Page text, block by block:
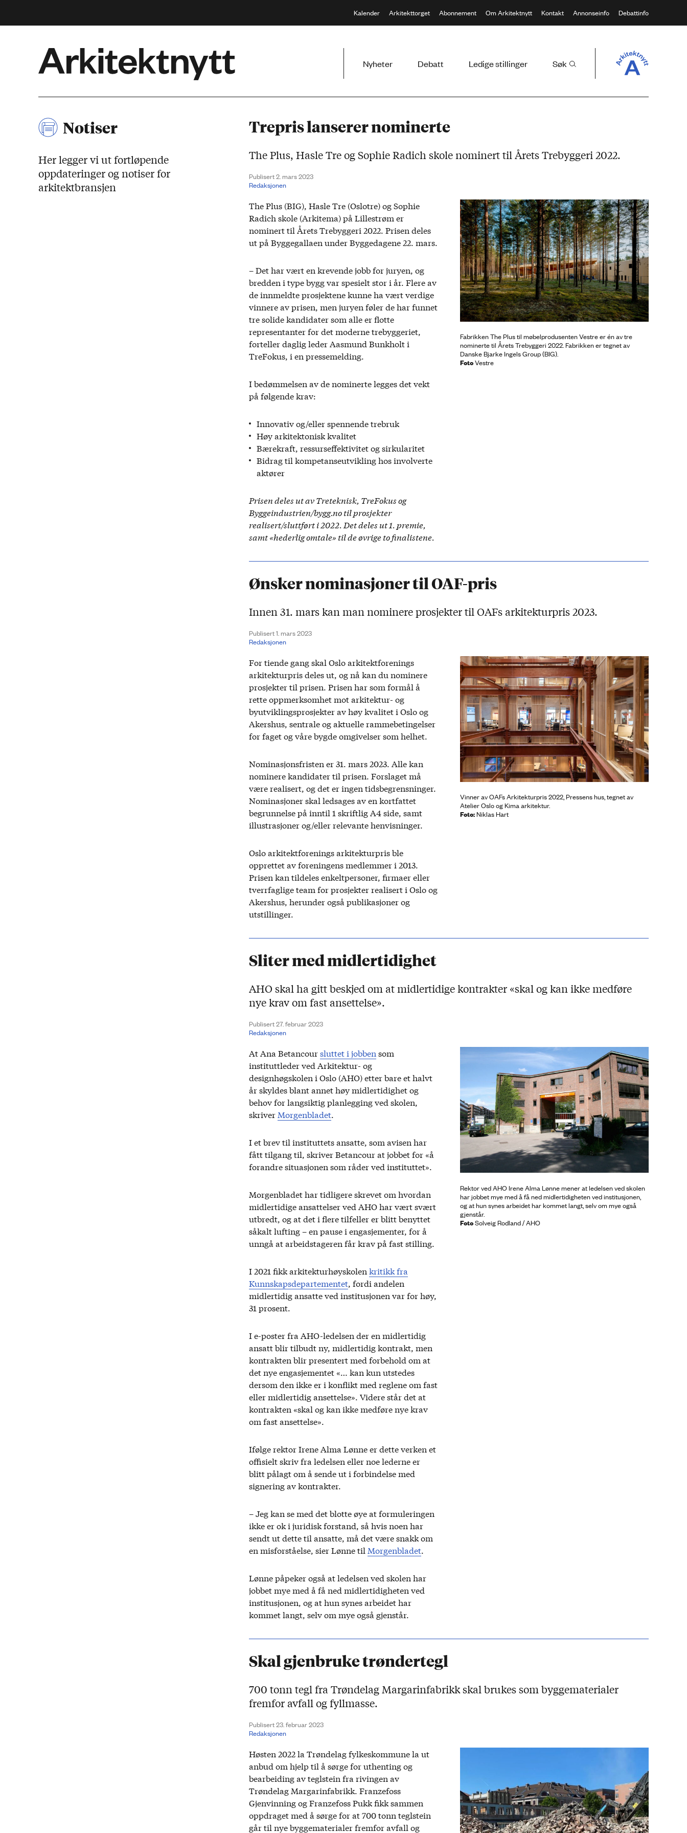
Kalender Arkitekttorget Abonnement Om Arkitektnytt Kontakt Annonseinfo Debattinfo
Nyheter
Debatt Ledige stillinger Søk
Notiser
Her legger vi ut fortløpende
oppdateringer og notiser for
arkitektbransjen
Trepris lanserer nominerte
The Plus, Hasle Tre og Sophie Radich skole nominert til Årets Trebyggeri 2022.
Publisert 2. mars 2023
Redaksjonen
Fabrikken The Plus til møbelprodusenten Vestre er én av tre
nominerte til Årets Trebyggeri 2022. Fabrikken er tegnet av
Danske Bjarke Ingels Group (BIG).
FotoVestre
The Plus (BIG), Hasle Tre (Oslotre) og Sophie
Radich skole (Arkitema) på Lillestrøm er
nominert til Årets Trebyggeri 2022. Prisen deles
ut på Byggegallaen under Byggedagene 22. mars.
– Det har vært en krevende jobb for juryen, og
bredden i type bygg var spesielt stor i år. Flere av
de innmeldte prosjektene kunne ha vært verdige
vinnere av prisen, men juryen føler de har funnet
tre solide kandidater som alle er flotte
representanter for det moderne trebyggeriet,
forteller daglig leder Aasmund Bunkholt i
TreFokus, i en pressemelding.
I bedømmelsen av de nominerte legges det vekt
på følgende krav:
Innovativ og/eller spennende trebruk
Høy arkitektonisk kvalitet
Bærekraft, ressurseffektivitet og sirkularitet
Bidrag til kompetanseutvikling hos involverte
aktører
Prisen deles ut av Treteknisk, TreFokus og
Byggeindustrien/bygg.no til prosjekter
realisert/sluttført i 2022. Det deles ut 1. premie,
samt «hederlig omtale» til de øvrige to finalistene.
Ønsker nominasjoner til OAF-pris
Innen 31. mars kan man nominere prosjekter til OAFs arkitekturpris 2023.
Publisert 1. mars 2023
Redaksjonen
Vinner av OAFs Arkitekturpris 2022, Pressens hus, tegnet av
Atelier Oslo og Kima arkitektur.
Foto:Niklas Hart
For tiende gang skal Oslo arkitektforenings
arkitekturpris deles ut, og nå kan du nominere
prosjekter til prisen. Prisen har som formål å
rette oppmerksomhet mot arkitektur- og
byutviklingsprosjekter av høy kvalitet i Oslo og
Akershus, sentrale og aktuelle rammebetingelser
for faget og våre bygde omgivelser som helhet.
Nominasjonsfristen er 31. mars 2023. Alle kan
nominere kandidater til prisen. Forslaget må
være realisert, og det er ingen tidsbegrensninger.
Nominasjoner skal ledsages av en kortfattet
begrunnelse på inntil 1 skriftlig A4 side, samt
illustrasjoner og/eller relevante henvisninger.
Oslo arkitektforenings arkitekturpris ble
opprettet av foreningens medlemmer i 2013.
Prisen kan tildeles enkeltpersoner, firmaer eller
tverrfaglige team for prosjekter realisert i Oslo og
Akershus, herunder også publikasjoner og
utstillinger.
Sliter med midlertidighet
AHO skal ha gitt beskjed om at midlertidige kontrakter «skal og kan ikke medføre
nye krav om fast ansettelse».
Publisert 27. februar 2023
Redaksjonen
Rektor ved AHO Irene Alma Lønne mener at ledelsen ved skolen
har jobbet mye med å få ned midlertidigheten ved institusjonen,
og at hun synes arbeidet har kommet langt, selv om mye også
gjenstår.
FotoSolveig Rodland / AHO
At Ana Betancoursluttet i jobben som
instituttleder ved Arkitektur- og
designhøgskolen i Oslo (AHO) etter bare et halvt
år skyldes blant annet høy midlertidighet og
behov for langsiktig planlegging ved skolen,
skriver Morgenbladet.
I et brev til instituttets ansatte, som avisen har
fått tilgang til, skriver Betancour at jobbet for «å
forandre situasjonen som råder ved instituttet».
Morgenbladet har tidligere skrevet om hvordan
midlertidige ansattelser ved AHO har vært svært
utbredt, og at det i flere tilfeller er blitt benyttet
såkalt lufting – en pause i engasjementer, for å
unngå at arbeidstageren får krav på fast stilling.
I 2021 fikk arkitekturhøyskolenkritikk fra
Kunnskapsdepartementet, fordi andelen
midlertidig ansatte ved institusjonen var for høy,
31 prosent.
I e-poster fra AHO-ledelsen der en midlertidig
ansatt blir tilbudt ny, midlertidig kontrakt, men
kontrakten blir presentert med forbehold om at
det nye engasjementet «… kan kun utstedes
dersom den ikke er i konflikt med reglene om fast
eller midlertidig ansettelse». Videre står det at
kontrakten «skal og kan ikke medføre nye krav
om fast ansettelse».
Ifølge rektor Irene Alma Lønne er dette verken et
offisielt skriv fra ledelsen eller noe lederne er
blitt pålagt om å sende ut i forbindelse med
signering av kontrakter.
– Jeg kan se med det blotte øye at formuleringen
ikke er ok i juridisk forstand, så hvis noen har
sendt ut dette til ansatte, må det være snakk om
en misforståelse, sier Lønne til Morgenbladet.
Lønne påpeker også at ledelsen ved skolen har
jobbet mye med å få ned midlertidigheten ved
institusjonen, og at hun synes arbeidet har
kommet langt, selv om mye også gjenstår.
Skal gjenbruke trøndertegl
700 tonn tegl fra Trøndelag Margarinfabrikk skal brukes som byggematerialer
fremfor avfall og fyllmasse.
Publisert 23. februar 2023
Redaksjonen
Høsten 2022 la Trøndelag fylkeskommune la ut
anbud om hjelp til å sørge for uthenting og
bearbeiding av teglstein fra rivingen av
Trøndelag Margarinfabrikk. Franzefoss
Gjenvinning og Franzefoss Pukk fikk sammen
oppdraget med å sørge for at 700 tonn teglstein
går til nye byggematerialer fremfor avfall og